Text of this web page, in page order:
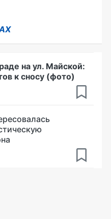
на ул. Майской:
к сносу (фото)